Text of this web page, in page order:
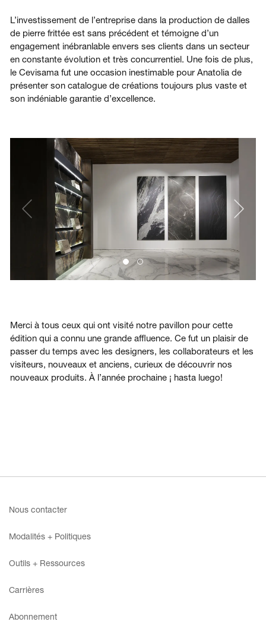
L’investissement de l’entreprise dans la production de dalles
de pierre frittée est sans précédent et témoigne d’un
engagement inébranlable envers ses clients dans un secteur
en constante évolution et très concurrentiel. Une fois de plus,
le Cevisama fut une occasion inestimable pour Anatolia de
présenter son catalogue de créations toujours plus vaste et
son indéniable garantie d’excellence.
Merci à tous ceux qui ont visité notre pavillon pour cette
édition qui a connu une grande affluence. Ce fut un plaisir de
passer du temps avec les designers, les collaborateurs et les
visiteurs, nouveaux et anciens, curieux de découvrir nos
nouveaux produits. À l’année prochaine ¡ hasta luego!
Nous contacter
Modalités + Politiques
Outils + Ressources
Carrières
Abonnement